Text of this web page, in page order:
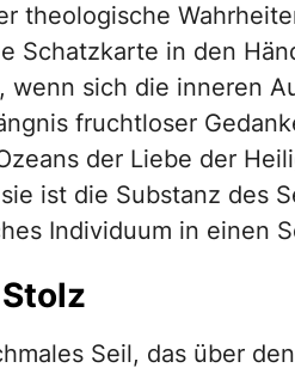
theologische
Schatzkarte in den
wenn sich die inneren
fruchtloser
der Liebe der
ist die Substanz des
Individuum in einen
Seil, das über